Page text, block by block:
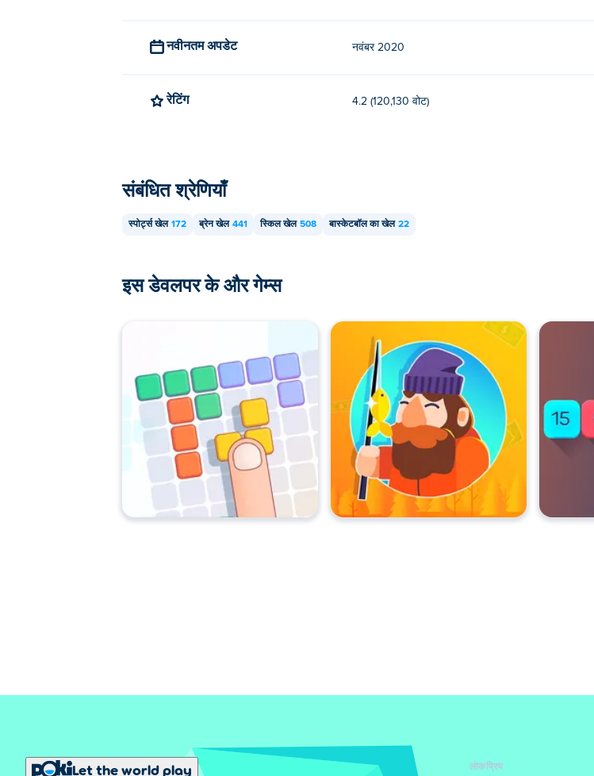
नवीनतम अपडेट नवंबर 2020
रेटिंग 4.2 (120,130 वोट)
संबंधित श्रेणियाँ
स्पोर्ट्स खेल 172 ब्रेन खेल 441 स्किल खेल 508 बास्केटबॉल का खेल 22
इस डेवलपर के और गेम्स
Let the world play लोकप्रिय